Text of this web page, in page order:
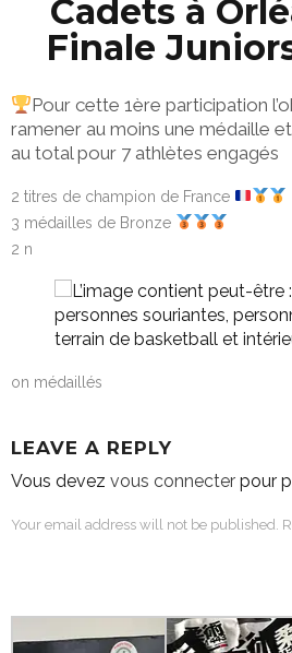
Cadets à
Finale
Pour cette 1ère participation
ramener au moins une médaille
au total pour 7 athlètes engagés
2 titres de champion de France
3 médailles de Bronze
2 n
on médaillés
LEAVE A REPLY
Vous devez vous connecter pour
Your email address will not be published.